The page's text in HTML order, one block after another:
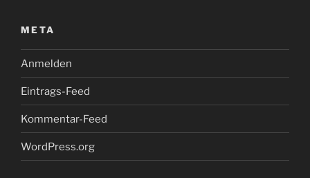
META
Anmelden
Eintrags-Feed
Kommentar-Feed
WordPress.org